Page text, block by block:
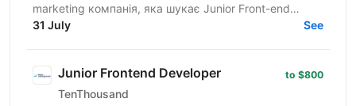
marketing компанія, яка шукає Junior Front-end
Developer до своєї команди. Вимоги: Досвід
31 July See
Junior Frontend Developer
TenThousand
to $800